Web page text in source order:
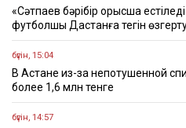
«Сәтпаев бәрібір орысша
футболшы Дастанға тегін
бүгін, 15:04
В Астане из-за непотушенной
более 1,6 млн тенге
бүгін, 14:57